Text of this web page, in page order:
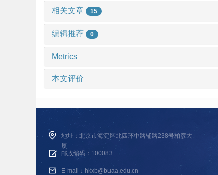
相关文章 15
编辑推荐 0
Metrics
本文评价
地址：北京市海淀区北四环中路辅路238号柏彦大
厦
邮政编码：100083
E-mail：hkxb@buaa.edu.cn